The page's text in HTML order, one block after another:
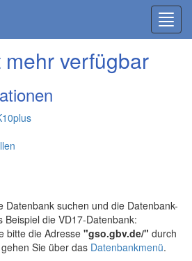
verfügbar
Datenbank suchen und die Datenbank-
die VD17-Datenbank:
bitte die Adresse "gso.gbv.de/" durch
Sie über das Datenbankmenü.